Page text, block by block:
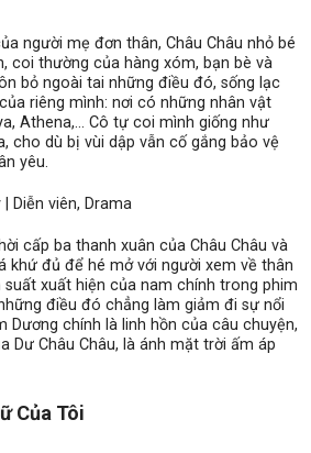
người mẹ đơn thân, Châu Châu nhỏ bé
coi thường của hàng xóm, bạn bè và
bỏ ngoài tai những điều đó, sống lạc
riêng mình: nơi có những nhân vật
Athena,… Cô tự coi mình giống như
cho dù bị vùi dập vẫn cố gắng bảo vệ
yêu.
cấp ba thanh xuân của Châu Châu và
khứ đủ để hé mở với người xem về thân
xuất hiện của nam chính trong phim
điều đó chẳng làm giảm đi sự nổi
Dương chính là linh hồn của câu chuyện,
Dư Châu Châu, là ánh mặt trời ấm áp
Của Tôi